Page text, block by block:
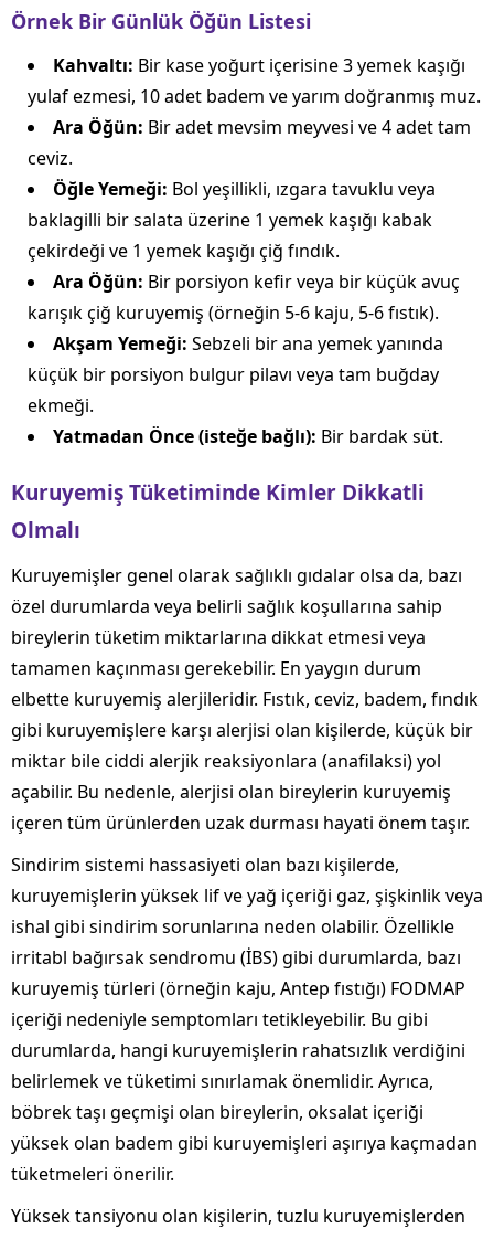
Örnek Bir Günlük Öğün Listesi
Kahvaltı: Bir kase yoğurt içerisine 3 yemek kaşığı
yulaf ezmesi, 10 adet badem ve yarım doğranmış muz.
Ara Öğün: Bir adet mevsim meyvesi ve 4 adet tam
ceviz.
Öğle Yemeği: Bol yeşillikli, ızgara tavuklu veya
baklagilli bir salata üzerine 1 yemek kaşığı kabak
çekirdeği ve 1 yemek kaşığı çiğ fındık.
Ara Öğün: Bir porsiyon kefir veya bir küçük avuç
karışık çiğ kuruyemiş (örneğin 5-6 kaju, 5-6 fıstık).
Akşam Yemeği: Sebzeli bir ana yemek yanında
küçük bir porsiyon bulgur pilavı veya tam buğday
ekmeği.
Yatmadan Önce (isteğe bağlı): Bir bardak süt.
Kuruyemiş Tüketiminde Kimler Dikkatli
Olmalı
Kuruyemişler genel olarak sağlıklı gıdalar olsa da, bazı
özel durumlarda veya belirli sağlık koşullarına sahip
bireylerin tüketim miktarlarına dikkat etmesi veya
tamamen kaçınması gerekebilir. En yaygın durum
elbette kuruyemiş alerjileridir. Fıstık, ceviz, badem, fındık
gibi kuruyemişlere karşı alerjisi olan kişilerde, küçük bir
miktar bile ciddi alerjik reaksiyonlara (anafilaksi) yol
açabilir. Bu nedenle, alerjisi olan bireylerin kuruyemiş
içeren tüm ürünlerden uzak durması hayati önem taşır.
Sindirim sistemi hassasiyeti olan bazı kişilerde,
kuruyemişlerin yüksek lif ve yağ içeriği gaz, şişkinlik veya
ishal gibi sindirim sorunlarına neden olabilir. Özellikle
irritabl bağırsak sendromu (İBS) gibi durumlarda, bazı
kuruyemiş türleri (örneğin kaju, Antep fıstığı) FODMAP
içeriği nedeniyle semptomları tetikleyebilir. Bu gibi
durumlarda, hangi kuruyemişlerin rahatsızlık verdiğini
belirlemek ve tüketimi sınırlamak önemlidir. Ayrıca,
böbrek taşı geçmişi olan bireylerin, oksalat içeriği
yüksek olan badem gibi kuruyemişleri aşırıya kaçmadan
tüketmeleri önerilir.
Yüksek tansiyonu olan kişilerin, tuzlu kuruyemişlerden